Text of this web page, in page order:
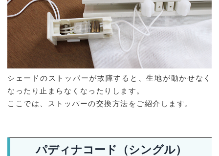
シェードのストッパーが故障すると、生地が動かせなく
なったり止まらなくなったりします。
ここでは、ストッパーの交換方法をご紹介します。
パディナコード（シングル）